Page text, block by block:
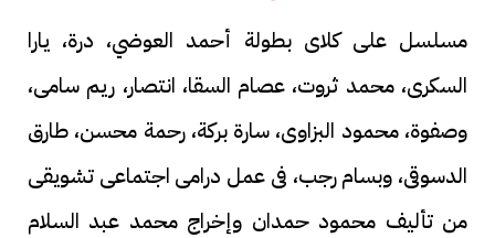
مسلسل على كلاى بطولة أحمد العوضي، درة، يارا
السكرى، محمد ثروت، عصام السقا، انتصار، ريم سامى،
وصفوة، محمود البزاوى، سارة بركة، رحمة محسن، طارق
الدسوقى، وبسام رجب، فى عمل درامى اجتماعى تشويقى
من تأليف محمود حمدان وإخراج محمد عبد السلام